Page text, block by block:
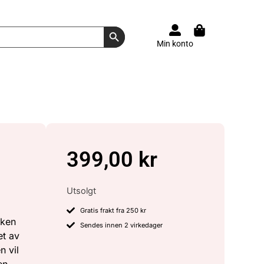
Search Button
Min konto
av
vil
399,00 kr
Utsolgt
Gratis frakt fra 250 kr
Sendes innen 2 virkedager